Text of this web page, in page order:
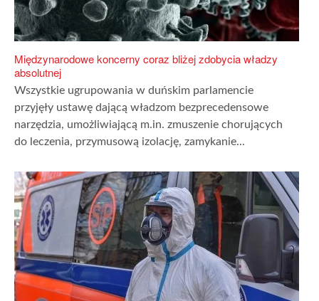
Międzynarodowe koncerny coraz bliżej zdobycia władzy
absolutnej
Wszystkie ugrupowania w duńskim parlamencie
przyjęły ustawę dającą władzom bezprecedensowe
narzędzia, umożliwiającą m.in. zmuszenie chorujących
do leczenia, przymusową izolację, zamykanie...